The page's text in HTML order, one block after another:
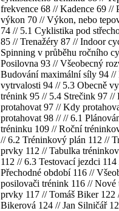
frekvence 68 // Kadence 69 //
výkon 70 // Výkon, nebo
74 // 5.1 Cyklistika pod
85 // Trenažéry 87 // Indoor
Spinning v průběhu ročního
Posilovna 93 // Všeobecný
Budování maximální síly 94 //
vytrvalosti 94 // 5.3 Obecně
trénink 95 // 5.4 Strečink 97 //
protahovat 97 // Kdy
protahovat 98 // // 6.1
tréninku 109 // Roční
// 6.2 Tréninkový plán 112 //
prvky 112 // Tabulka
112 // 6.3 Testovací jezdci 114
Přechodné období 116 //
posilovači trénink 116 // Nové
prvky 117 // Tomáš Biker 122
Вikerová 124 // Jan Silničář